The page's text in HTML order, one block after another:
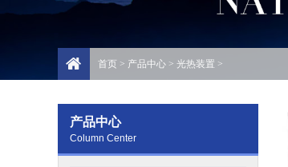
首页 > 产品中心 > 光热装置 >
产品中心
Column Center